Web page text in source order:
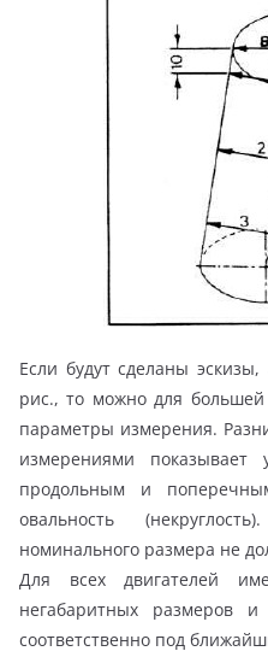
Если будут сделаны
рис., то можно для большей
параметры измерения.
измерениями показывает
продольным и
овальность
номинального размера не
Для всех двигателей
негабаритных размеров
соответственно под